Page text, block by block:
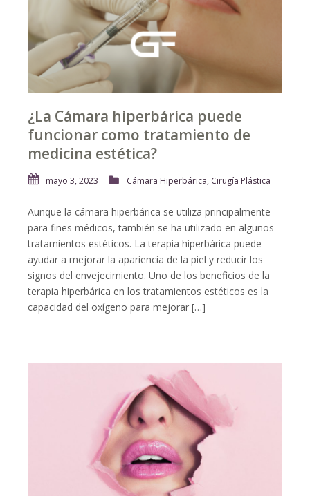
¿La Cámara hiperbárica puede
funcionar como tratamiento de
medicina estética?
mayo 3, 2023 Cámara Hiperbárica, Cirugía Plástica
Aunque la cámara hiperbárica se utiliza principalmente
para fines médicos, también se ha utilizado en algunos
tratamientos estéticos. La terapia hiperbárica puede
ayudar a mejorar la apariencia de la piel y reducir los
signos del envejecimiento. Uno de los beneficios de la
terapia hiperbárica en los tratamientos estéticos es la
capacidad del oxígeno para mejorar […]